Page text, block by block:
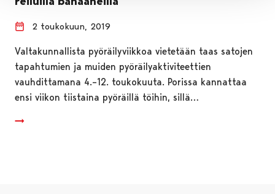
2 toukokuun, 2019
Valtakunnallista pyöräilyviikkoa vietetään taas satojen
tapahtumien ja muiden pyöräilyaktiviteettien
vauhdittamana 4.–12. toukokuuta. Porissa kannattaa
ensi viikon tiistaina pyöräillä töihin, sillä…